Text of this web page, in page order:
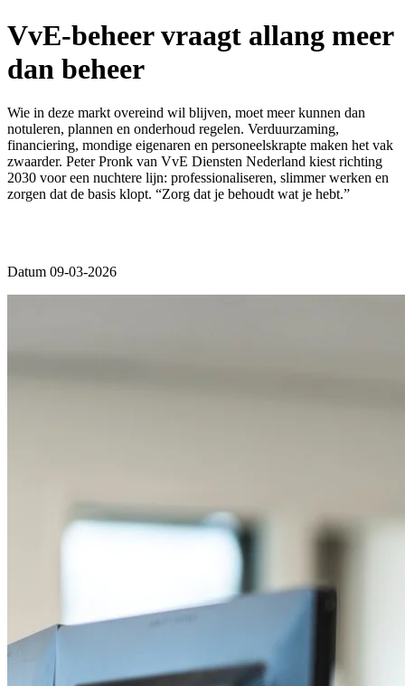
VvE-beheer vraagt allang meer
dan beheer
Wie in deze markt overeind wil blijven, moet meer kunnen dan
notuleren, plannen en onderhoud regelen. Verduurzaming,
financiering, mondige eigenaren en personeelskrapte maken het vak
zwaarder. Peter Pronk van VvE Diensten Nederland kiest richting
2030 voor een nuchtere lijn: professionaliseren, slimmer werken en
zorgen dat de basis klopt. “Zorg dat je behoudt wat je hebt.”
Datum 09-03-2026